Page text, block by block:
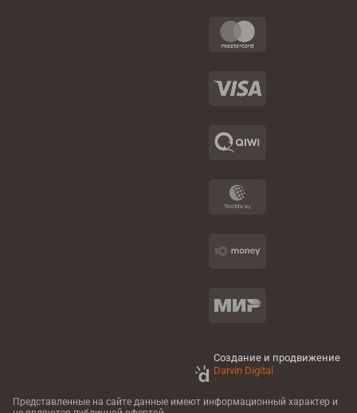
Создание и продвижение
Darvin Digital
Представленные на сайте данные имеют информационный характер и